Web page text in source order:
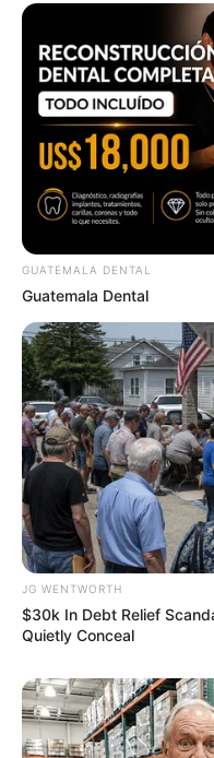
These Scenes
Film
BRAINBERRIES
Why this ordinary
best every day
GUATEMALA DENTAL
Guatemala Dental
JG WENTWORTH
$30k In Debt Relief
Quietly Conceal